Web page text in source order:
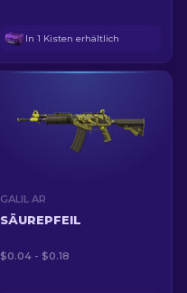
In 1 Kisten erhältlich
GALIL AR
SÄUREPFEIL
$0.04 - $0.18